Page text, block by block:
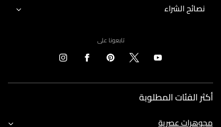
نصائح الشراء
تابعونا على
أكثر الفئات المطلوبة
مجوهرات عصرية